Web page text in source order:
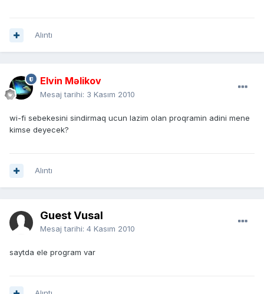
Alıntı
Elvin Məlikov
Mesaj tarihi: 3 Kasım 2010
wi-fi sebekesini sindirmaq ucun lazim olan proqramin adini mene
kimse deyecek?
Alıntı
Guest Vusal
Mesaj tarihi: 4 Kasım 2010
saytda ele program var